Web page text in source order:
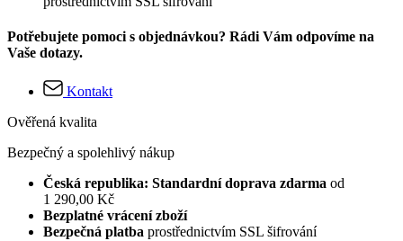
Potřebujete pomoci s objednávkou? Rádi Vám odpovíme na
Vaše dotazy.
Kontakt
Ověřená kvalita
Bezpečný a spolehlivý nákup
Česká republika: Standardní doprava zdarma od
1 290,00 Kč
Bezplatné vrácení zboží
Bezpečná platba prostřednictvím SSL šifrování